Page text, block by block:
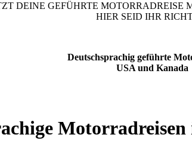
DEINE GEFÜHRTE MOTORRADREISE
HIER SEID IHR
Deutschsprachig geführte
USA und Kanada